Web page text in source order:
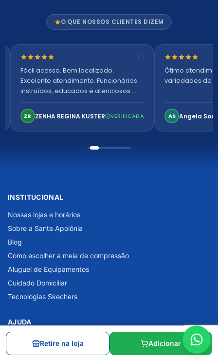
O QUE NOSSOS CLIENTES DIZEM
Nota 5 de 5 estrelas
Fácil acesso. Bem localizado.
Excelente atendimento. Funcionários
instruídos, educados e atenciosos.
confortável. Perfeito!
ZR ZENHA REGINA KUSTER VERIFICADA
Nota 5 de 5
Ótimo
variedades de
AS Angela
INSTITUCIONAL
Nossas lojas e horários
Sobre a Santa Apolônia
Blog
Como escolher a meia de compressão
Aluguel de Equipamentos
Cuidado Domiciliar
Tecnologias Skechers
AJUDA
Central de Atendimento
Dúvidas Frequentes
Retire na loja Adicionar